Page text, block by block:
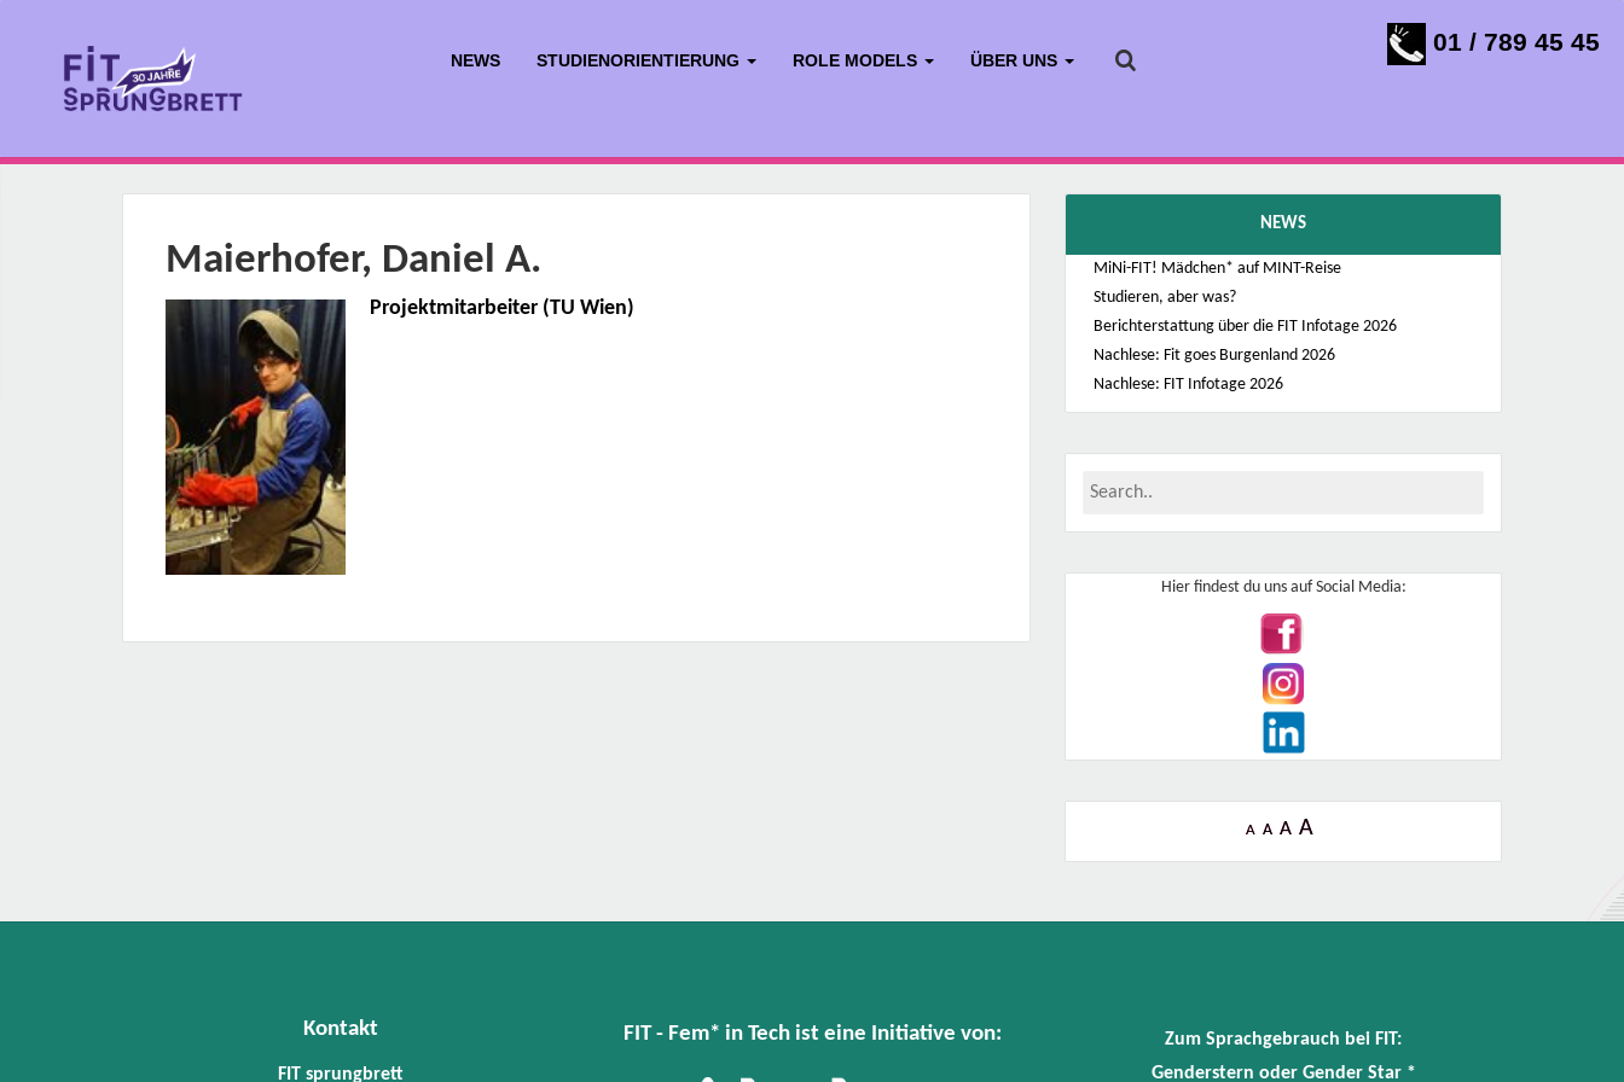
01 / 789 45 45
NEWS STUDIENORIENTIERUNG ROLE MODELS ÜBER UNS
Maierhofer, Daniel A.
Projektmitarbeiter (TU Wien)
NEWS
MiNi-FIT! Mädchen* auf MINT-Reise
Studieren, aber was?
Berichterstattung über die FIT Infotage 2026
Nachlese: Fit goes Burgenland 2026
Nachlese: FIT Infotage 2026
Hier findest du uns auf Social Media:
A A A A
Kontakt
FIT sprungbrett
FIT - Fem* in Tech ist eine Initiative von:
Zum Sprachgebrauch bei FIT:
Genderstern oder Gender Star *